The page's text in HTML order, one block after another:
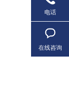
电话
在线咨询